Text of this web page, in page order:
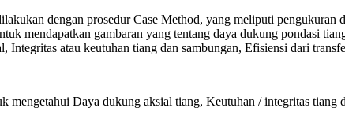
dengan prosedur Case Method, yang meliputi
mendapatkan gambaran yang tentang daya dukung pondasi
Integritas atau keutuhan tiang dan sambungan, Efisiensi dari
mengetahui Daya dukung aksial tiang, Keutuhan / integritas